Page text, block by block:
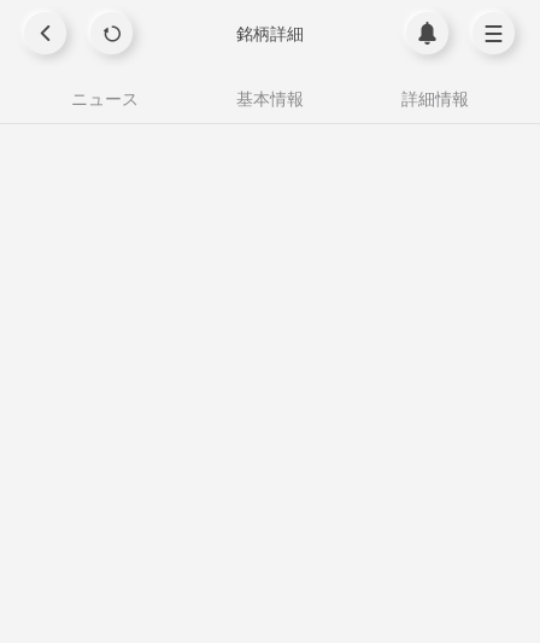
銘柄詳細
ニュース 基本情報 詳細情報